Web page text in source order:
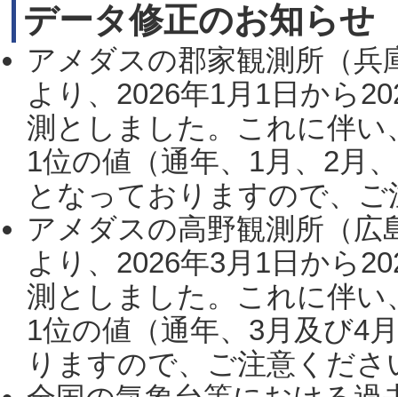
データ修正のお知らせ
アメダスの郡家観測所（
より、2026年1月1日から
測としました。これに伴い
1位の値（通年、1月、2月
となっておりますので、
アメダスの高野観測所（
より、2026年3月1日から
測としました。これに伴い
1位の値（通年、3月及び4
りますので、ご注意くだ